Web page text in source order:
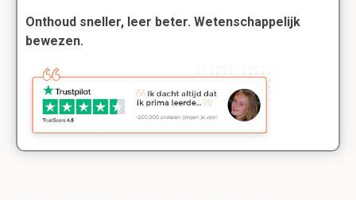
Onthoud sneller, leer beter. Wetenschappelijk
bewezen.